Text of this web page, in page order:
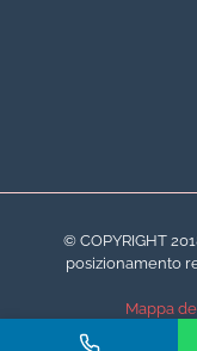
© COPYRIGHT
posizionamento
Mappa